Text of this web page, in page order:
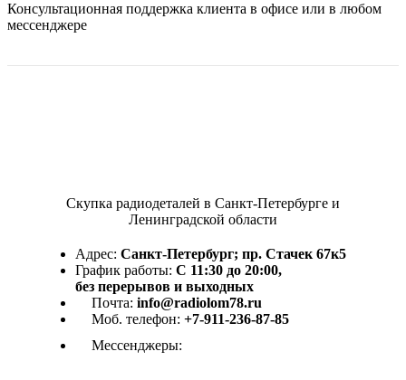
Консультационная поддержка клиента в офисе или в любом
мессенджере
Скупка радиодеталей в Санкт-Петербурге и
Ленинградской области
Адрес: Санкт-Петербург; пр. Стачек 67к5
График работы: С 11:30 до 20:00,
без перерывов и выходных
Почта: info@radiolom78.ru
Моб. телефон: +7-911-236-87-85
Мессенджеры: